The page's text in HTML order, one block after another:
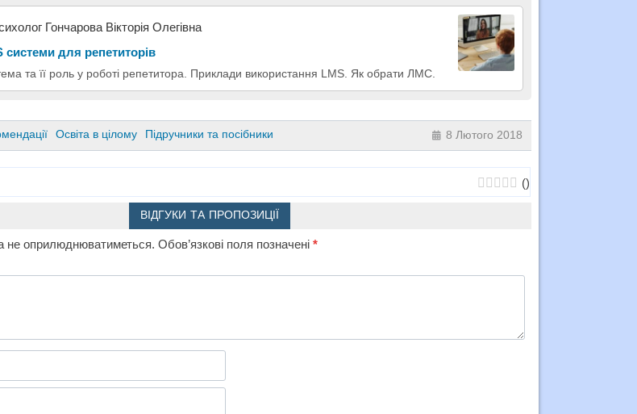
Гончарова Вікторія Олегівна
системи для репетиторів
та її роль у роботі репетитора. Приклади використання LMS. Як обрати ЛМС.
Освіта в цілому Підручники та посібники 8 Лютого 2018
()
ВІДГУКИ ТА ПРОПОЗИЦІЇ
не оприлюднюватиметься. Обов’язкові поля позначені *